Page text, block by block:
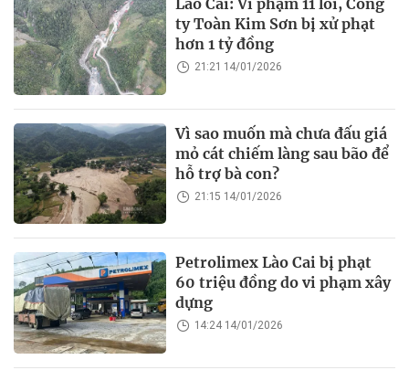
Lào Cai: Vi phạm 11 lỗi, Công
ty Toàn Kim Sơn bị xử phạt
hơn 1 tỷ đồng
21:21 14/01/2026
Vì sao muốn mà chưa đấu giá
mỏ cát chiếm làng sau bão để
hỗ trợ bà con?
21:15 14/01/2026
Petrolimex Lào Cai bị phạt
60 triệu đồng do vi phạm xây
dựng
14:24 14/01/2026